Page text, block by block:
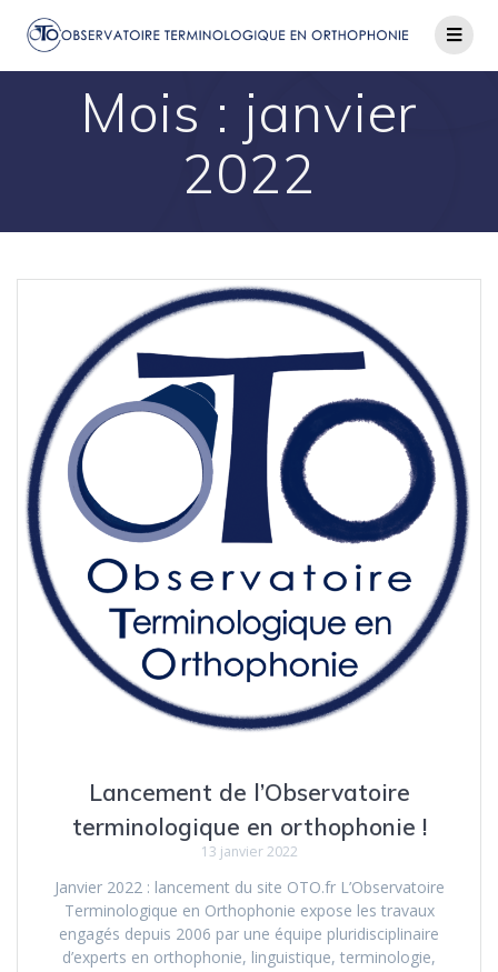
au
Mois : janvier
2022
Lancement de l’Observatoire
terminologique en orthophonie !
13 janvier 2022
Janvier 2022 : lancement du site OTO.fr L’Observatoire
Terminologique en Orthophonie expose les travaux
engagés depuis 2006 par une équipe pluridisciplinaire
d’experts en orthophonie, linguistique, terminologie,